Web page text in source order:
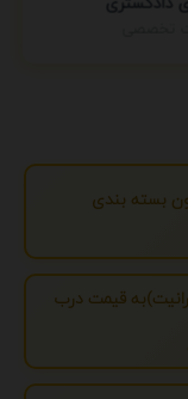
بسته بندی
قیمت درب